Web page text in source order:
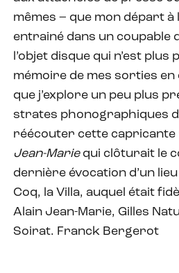
mêmes – que mon départ à
entrainé dans un coupable
l’objet disque qui n’est plus
mémoire de mes sorties
que j’explore un peu plus
strates phonographiques
réécouter cette capricante
Jean-Marie qui clôturait le
dernière évocation d’un
Coq, la Villa, auquel était
Alain Jean-Marie, Gilles
Soirat. Franck Bergerot